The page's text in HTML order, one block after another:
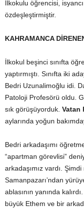
İlkokulu öğrencisi,
özdeşleştirmiştir.
KAHRAMANCA
İlkokul beşinci sınıfta
yaptırmıştı. Sınıfta iki
Bedri Uzunalimoğlu idi.
Patoloji Profesörü oldu.
sık görüşüyorduk. Vatan
aylarında yoğun
Bedri arkadaşımı
“apartman görevlisi”
arkadaşımız vardı.
Samanpazarı’ndan
ablasının yanında
büyük Ethem ve bir